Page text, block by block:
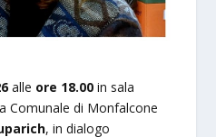
alle ore 18.00 in sala
Comunale di Monfalcone
, in dialogo